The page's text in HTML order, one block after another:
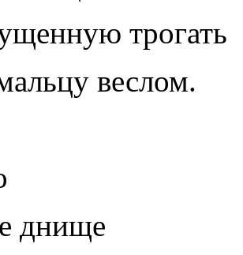
трогать
веслом.
днище